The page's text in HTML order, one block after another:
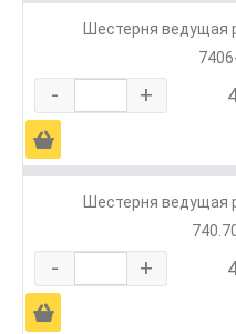
Шестерня ведущая
- +
Ä
Шестерня ведущая
- +
Ä